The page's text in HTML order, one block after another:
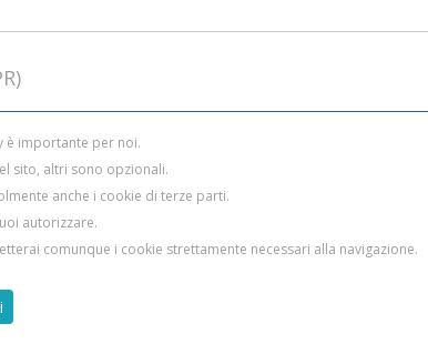
ISTRUTTORI SCUOLA SUB
è importante per noi.
sito, altri sono opzionali.
anche i cookie di terze parti.
autorizzare.
comunque i cookie strettamente necessari alla navigazione.